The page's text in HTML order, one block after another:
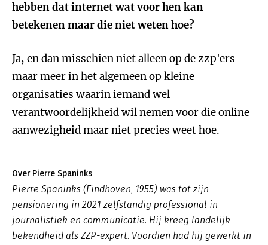
hebben dat internet wat voor hen kan
betekenen maar die niet weten hoe?
Ja, en dan misschien niet alleen op de zzp'ers
maar meer in het algemeen op kleine
organisaties waarin iemand wel
verantwoordelijkheid wil nemen voor die online
aanwezigheid maar niet precies weet hoe.
Over Pierre Spaninks
Pierre Spaninks (Eindhoven, 1955) was tot zijn
pensionering in 2021 zelfstandig professional in
journalistiek en communicatie. Hij kreeg landelijk
bekendheid als ZZP-expert. Voordien had hij gewerkt in